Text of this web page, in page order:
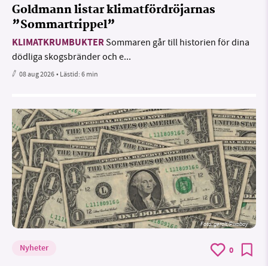
Goldmann listar klimatfördröjarnas
”Sommartrippel”
KLIMATKRUMBUKTERSommaren går till historien för dina
dödliga skogsbränder och e...
08 aug 2026• Lästid:6 min
Foto:geralt/Pixabay
Nyheter 0